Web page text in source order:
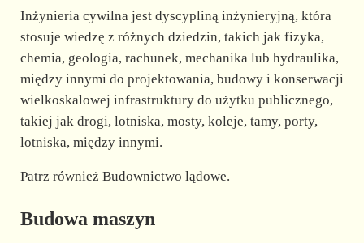
Inżynieria cywilna jest dyscypliną inżynieryjną, która
stosuje wiedzę z różnych dziedzin, takich jak fizyka,
chemia, geologia, rachunek, mechanika lub hydraulika,
między innymi do projektowania, budowy i konserwacji
wielkoskalowej infrastruktury do użytku publicznego,
takiej jak drogi, lotniska, mosty, koleje, tamy, porty,
lotniska, między innymi.
Patrz również Budownictwo lądowe.
Budowa maszyn